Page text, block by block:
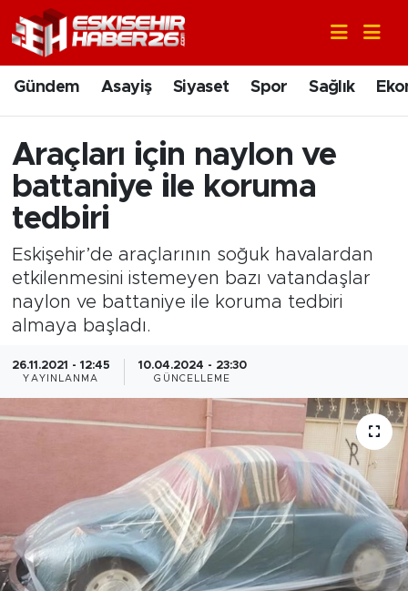
Gündem Asayiş Siyaset Spor Sağlık
Araçları için naylon ve
battaniye ile koruma
tedbiri
Eskişehir’de araçlarının soğuk havalardan
etkilenmesini istemeyen bazı vatandaşlar
naylon ve battaniye ile koruma tedbiri
almaya başladı.
26.11.2021 - 12:45
YAYINLANMA
10.04.2024 - 23:30
GÜNCELLEME
Gündem
Asayiş
Siyaset
Spor
Sağlık
Ekonomi
Teknoloji
Magazin
Dünya
Nöbetçi Eczaneler
Hava Durumu
Trafik Durumu
Süper Lig Puan Durumu ve Fikstür
Tüm Manşetler
Son Dakika Haberleri